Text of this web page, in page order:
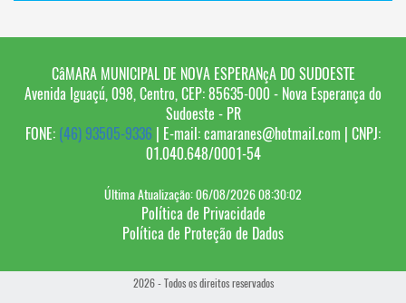
CâMARA MUNICIPAL DE NOVA ESPERANçA DO SUDOESTE
Avenida Iguaçú, 098, Centro, CEP: 85635-000 - Nova Esperança do
Sudoeste - PR
FONE: (46) 93505-9336 | E-mail: camaranes@hotmail.com | CNPJ:
01.040.648/0001-54
Última Atualização: 06/08/2026 08:30:02
Política de Privacidade
Política de Proteção de Dados
2026 - Todos os direitos reservados